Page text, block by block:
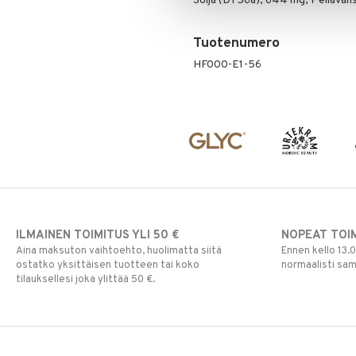
Tuotenumero
HF000-E1-56
ILMAINEN TOIMITUS YLI 50 €
Aina maksuton vaihtoehto, huolimatta siitä
ostatko yksittäisen tuotteen tai koko
tilauksellesi joka ylittää 50 €.
NOPEAT
Ennen kello
normaalisti